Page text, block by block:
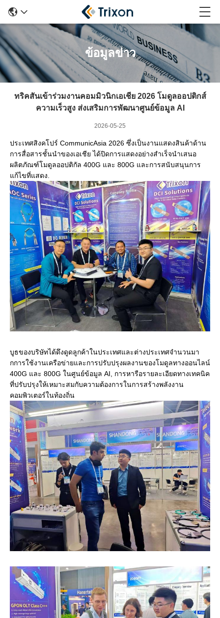
ข้อมูลข่าว
ทริคสันเข้าร่วมงานคอมมิวนิกเอเชีย 2026 โมดูลออปติกส์
ความเร็วสูง ส่งเสริมการพัฒนาศูนย์ข้อมูล AI
2026-05-25
ประเทศสิงคโปร์ CommunicAsia 2026 ซึ่งเป็นงานแสดงสินค้าด้าน
การสื่อสารชั้นนําของเอเชีย ได้ปิดการแสดงอย่างสําเร็จนําเสนอ
ผลิตภัณฑ์โมดูลออปติกัล 400G และ 800G และการสนับสนุนการ
แก้ไขที่แสดง.
บูธของบริษัทได้ดึงดูดลูกค้าในประเทศและต่างประเทศจํานวนมา
กการใช้งานเครือข่ายและการปรับปรุงผลงานของโมดูลทางออนไลน์
400G และ 800G ในศูนย์ข้อมูล AI, การหารือรายละเอียดทางเทคนิค
ที่ปรับปรุงให้เหมาะสมกับความต้องการในการสร้างพลังงาน
คอมพิวเตอร์ในท้องถิ่น